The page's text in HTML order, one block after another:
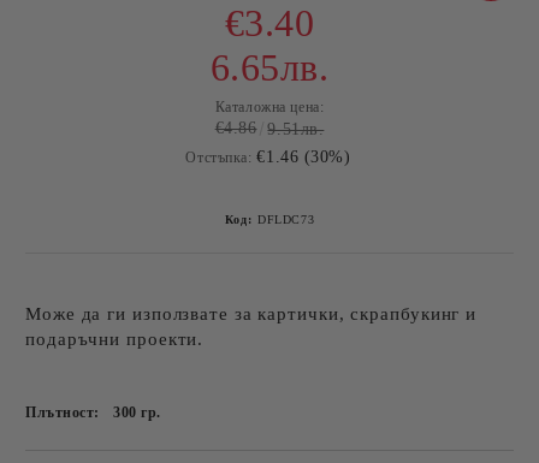
€3.40
6.65лв.
Каталожна цена:
€4.86 9.51лв.
Отстъпка: €1.46 (30%)
Код: DFLDC73
Може да ги използвате за картички, скрапбукинг и
подаръчни проекти.
Плътност: 300гр.